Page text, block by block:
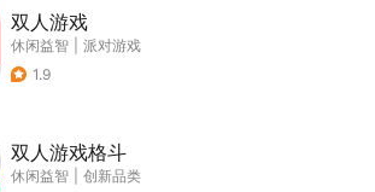
双人游戏
休闲益智
派对游戏
1.9
双人游戏格斗
休闲益智 创新品类